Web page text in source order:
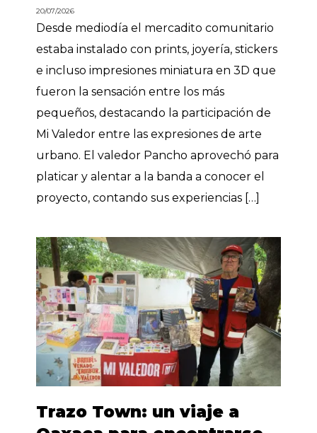
20/07/2026
Desde mediodía el mercadito comunitario
estaba instalado con prints, joyería, stickers
e incluso impresiones miniatura en 3D que
fueron la sensación entre los más
pequeños, destacando la participación de
Mi Valedor entre las expresiones de arte
urbano. El valedor Pancho aprovechó para
platicar y alentar a la banda a conocer el
proyecto, contando sus experiencias […]
Trazo Town: un viaje a